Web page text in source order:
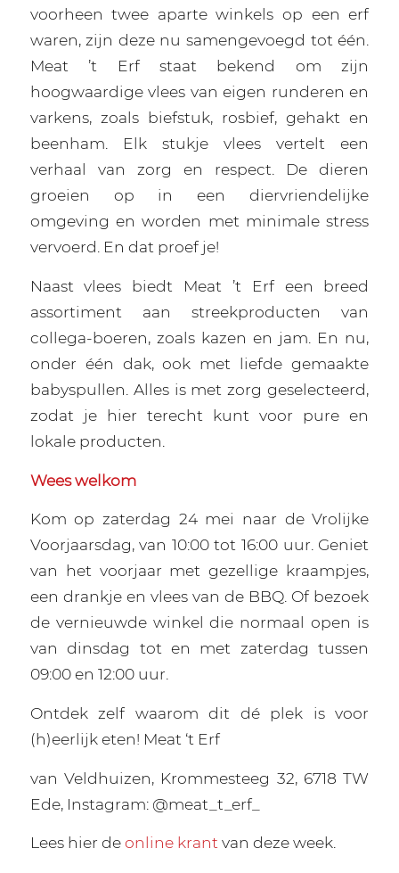
voorheen twee aparte winkels op een erf
waren, zijn deze nu samengevoegd tot één.
Meat ’t Erf staat bekend om zijn
hoogwaardige vlees van eigen runderen en
varkens, zoals biefstuk, rosbief, gehakt en
beenham. Elk stukje vlees vertelt een
verhaal van zorg en respect. De dieren
groeien op in een diervriendelijke
omgeving en worden met minimale stress
vervoerd. En dat proef je!
Naast vlees biedt Meat ’t Erf een breed
assortiment aan streekproducten van
collega-boeren, zoals kazen en jam. En nu,
onder één dak, ook met liefde gemaakte
babyspullen. Alles is met zorg geselecteerd,
zodat je hier terecht kunt voor pure en
lokale producten.
Wees welkom
Kom op zaterdag 24 mei naar de Vrolijke
Voorjaarsdag, van 10:00 tot 16:00 uur. Geniet
van het voorjaar met gezellige kraampjes,
een drankje en vlees van de BBQ. Of bezoek
de vernieuwde winkel die normaal open is
van dinsdag tot en met zaterdag tussen
09:00 en 12:00 uur.
Ontdek zelf waarom dit dé plek is voor
(h)eerlijk eten! Meat ‘t Erf
van Veldhuizen, Krommesteeg 32, 6718 TW
Ede, Instagram: @meat_t_erf_
Lees hier deonline krant van deze week.